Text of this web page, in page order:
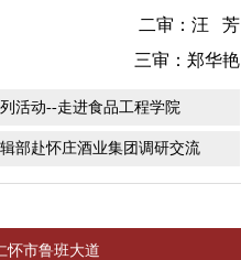
二审：汪 芳
三审： 郑华艳
活动--走进食品工程学院
部赴怀庄酒业集团调研交流
怀市鲁班大道